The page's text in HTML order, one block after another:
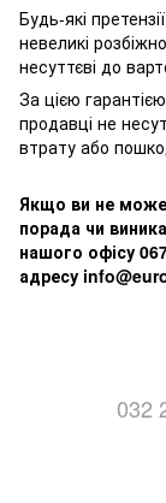
Будь-які
невеликі
несуттєві до
За цією
продавці не
втрату або
Якщо ви не
порада чи
нашого офісу
адресу
032